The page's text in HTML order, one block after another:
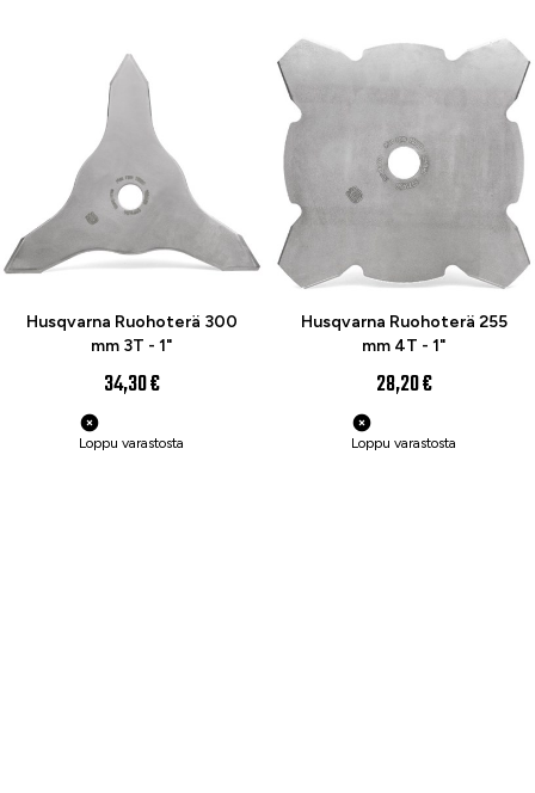
Husqvarna Ruohoterä 300
mm 3T - 1"
34,30 €
Loppu varastosta
Husqvarna Ruohoterä 255
mm 4T - 1"
28,20 €
Loppu varastosta